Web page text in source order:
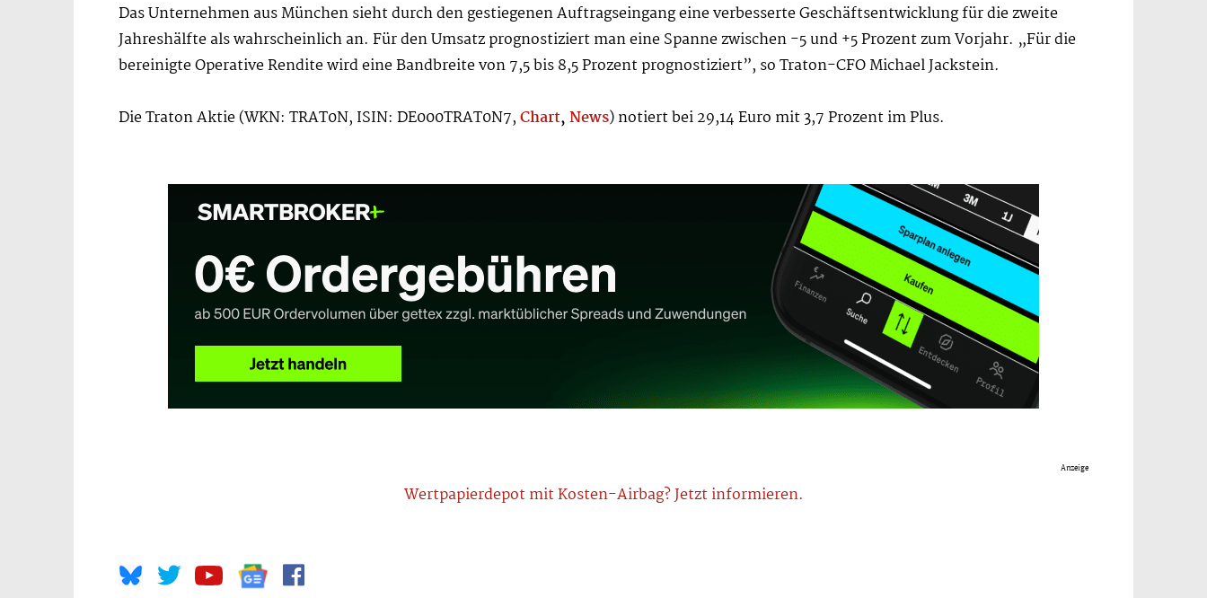
Das Unternehmen aus München sieht durch den gestiegenen Auftragseingang eine verbesserte Geschäftsentwicklung für die zweite
Jahreshälfte als wahrscheinlich an. Für den Umsatz prognostiziert man eine Spanne zwischen -5 und +5 Prozent zum Vorjahr. „Für die
bereinigte Operative Rendite wird eine Bandbreite von 7,5 bis 8,5 Prozent prognostiziert”, so Traton-CFO Michael Jackstein.
Die Traton Aktie (WKN: TRAT0N, ISIN: DE000TRAT0N7,Chart,News) notiert bei 29,14 Euro mit 3,7 Prozent im Plus.
Anzeige
Wertpapierdepot mit Kosten-Airbag? Jetzt informieren.